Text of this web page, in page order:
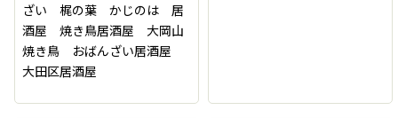
ざい 梶の葉 かじのは 居
酒屋 焼き鳥居酒屋 大岡山
焼き鳥 おばんざい居酒屋
大田区居酒屋